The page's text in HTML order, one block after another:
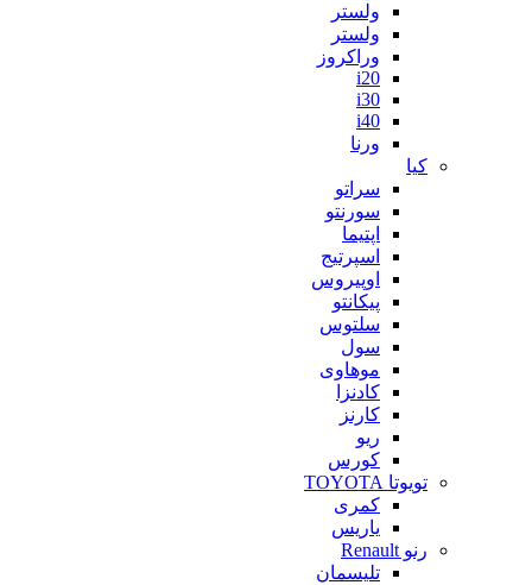
ولستر
ولستر
وراکروز
i20
i30
i40
ورنا
کیا
سراتو
سورنتو
اپتیما
اسپرتیج
اوپیروس
پیکانتو
سلتوس
سول
موهاوی
کادنزا
کارنز
ریو
کورس
تویوتا TOYOTA
کمری
یاریس
رنو Renault
تلیسمان